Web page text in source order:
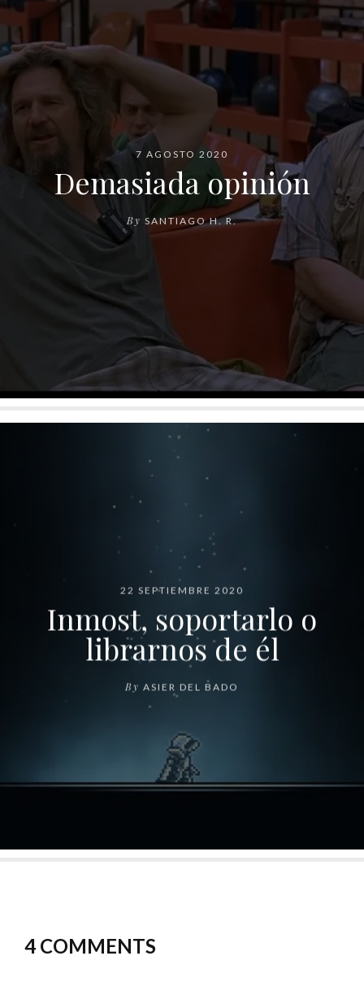
7 AGOSTO 2020
Demasiada opinión
By SANTIAGO H. R.
22 SEPTIEMBRE 2020
Inmost, soportarlo o
librarnos de él
By ASIER DEL BADO
4 COMMENTS